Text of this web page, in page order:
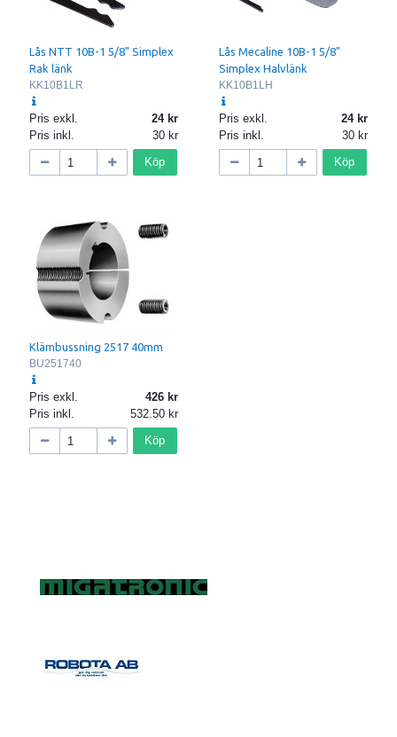
Lås NTT 10B-1 5/8" Simplex
Rak länk
KK10B1LR
Pris exkl.
24
Pris inkl.
30
Köp
Lås Mecaline 10B-1 5/8"
Simplex Halvlänk
KK10B1LH
Pris exkl.
24
Pris inkl.
30
Köp
Klämbussning 2517 40mm
BU251740
Pris exkl.
426
Pris inkl.
532.50
Köp